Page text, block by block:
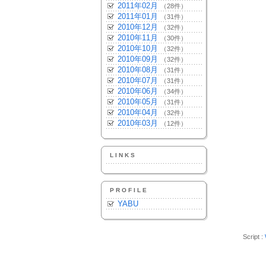
2011年02月 （28件）
2011年01月 （31件）
2010年12月 （32件）
2010年11月 （30件）
2010年10月 （32件）
2010年09月 （32件）
2010年08月 （31件）
2010年07月 （31件）
2010年06月 （34件）
2010年05月 （31件）
2010年04月 （32件）
2010年03月 （12件）
LINKS
PROFILE
YABU
Script :